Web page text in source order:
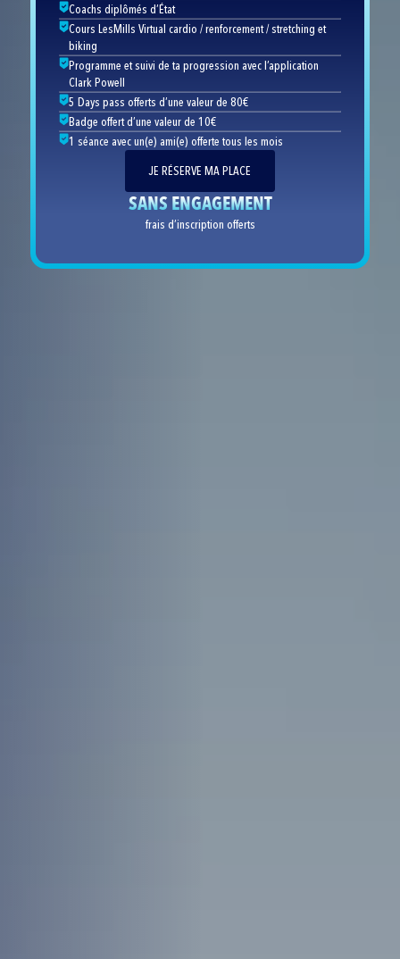
Coachs diplômés d’État
Cours LesMills Virtual cardio / renforcement / stretching et
biking
Programme et suivi de ta progression avec l’application
Clark Powell
5 Days pass offerts d’une valeur de 80€
Badge offert d’une valeur de 10€
1 séance avec un(e) ami(e) offerte tous les mois
JE RÉSERVE MA PLACE
SANS ENGAGEMENT
frais d’inscription offerts